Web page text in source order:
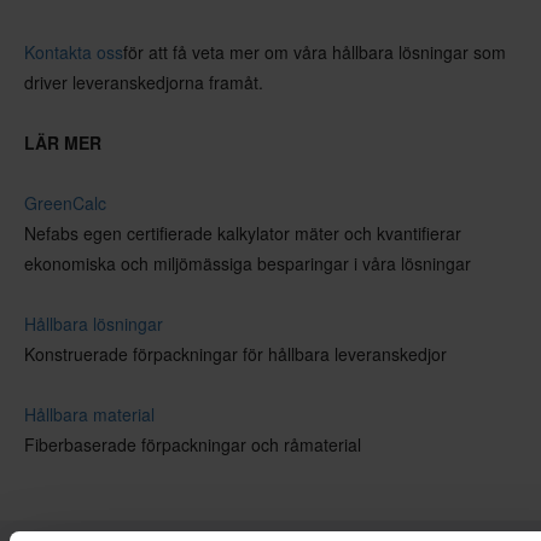
Kontakta ossför att få veta mer om våra hållbara lösningar som
driver leveranskedjorna framåt.
LÄR MER
GreenCalc
Nefabs egen certifierade kalkylator mäter och kvantifierar
ekonomiska och miljömässiga besparingar i våra lösningar
Hållbara lösningar
Konstruerade förpackningar för hållbara leveranskedjor
Hållbara material
Fiberbaserade förpackningar och råmaterial